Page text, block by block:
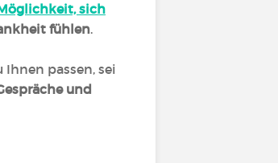
sich
fühlen.
Ihnen passen, sei
und